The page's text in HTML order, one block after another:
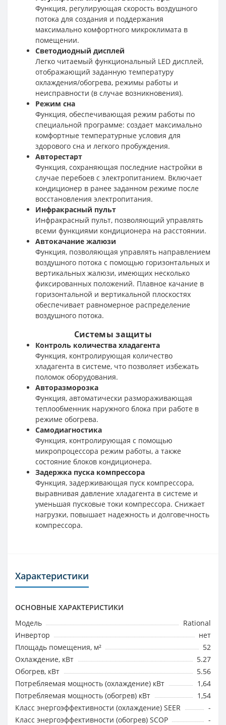
Функция, регулирующая скорость воздушного
потока для создания и поддержания
максимально комфортного микроклимата в
помещении.
Светодиодный дисплей
Легко читаемый функциональный LED дисплей,
отображающий заданную температуру
охлаждения/обогрева, режимы работы и
неисправности (в случае возникновения).
Режим сна
Функция, обеспечивающая режим работы по
специальной программе: создает максимально
комфортные температурные условия для
здорового сна и легкого пробуждения.
Авторестарт
Функция, сохраняющая последние настройки в
случае перебоев с электропитанием. Включает
кондиционер в ранее заданном режиме после
восстановления электропитания.
Инфракрасный пульт
Инфракрасный пульт, позволяющий управлять
всеми функциями кондиционера на расстоянии.
Автокачание жалюзи
Функция, позволяющая управлять направлением
воздушного потока с помощью горизонтальных и
вертикальных жалюзи, имеющих несколько
фиксированных положений. Плавное качание в
горизонтальной и вертикальной плоскостях
обеспечивает равномерное распределение
воздушного потока.
Системы защиты
Контроль количества хладагента
Функция, контролирующая количество
хладагента в системе, что позволяет избежать
поломок оборудования.
Авторазморозка
Функция, автоматически размораживающая
теплообменник наружного блока при работе в
режиме обогрева.
Самодиагностика
Функция, контролирующая с помощью
микропроцессора режим работы, а также
состояние блоков кондиционера.
Задержка пуска компрессора
Функция, задерживающая пуск компрессора,
выравнивая давление хладагента в системе и
уменьшая пусковые токи компрессора. Снижает
нагрузки, повышает надежность и долговечность
компрессора.
Характеристики
ОСНОВНЫЕ ХАРАКТЕРИСТИКИ
Модель
Rational
Инвертор
нет
Площадь помещения, м²
52
Охлаждение, кВт
5.27
Обогрев, кВт
5.56
Потребляемая мощность (охлаждение) кВт
1,64
Потребляемая мощность (обогрев) кВт
1,54
Класс энергоэффективности (охлаждение) SEER
-
Класс энергоэффективности (обогрев) SCOP
-